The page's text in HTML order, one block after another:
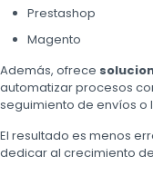
Prestashop
Magento
Además, ofrece
automatizar procesos
seguimiento de envíos
El resultado es menos
dedicar al crecimiento